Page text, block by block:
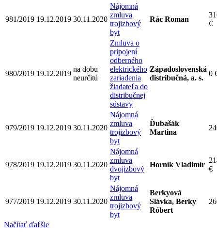
981/2019 19.12.2019 30.11.2020
Nájomná
zmluva
trojizbový
byt
Rác Roman
€
980/2019 19.12.2019
na dobu
neurčitú
Zmluva o
pripojení
odberného
elektrického
zariadenia
žiadateľa do
distribučnej
sústavy
Západoslovenská
distribučná, a. s.
0
979/2019 19.12.2019 30.11.2020
Nájomná
zmluva
trojizbový
byt
Ďubašák
Martina
978/2019 19.12.2019 30.11.2020
Nájomná
zmluva
dvojizbový
byt
Horník Vladimír
€
977/2019 19.12.2019 30.11.2020
Nájomná
zmluva
trojizbový
byt
Berkyová
Slávka, Berky
Róbert
Načítať ďaľšie